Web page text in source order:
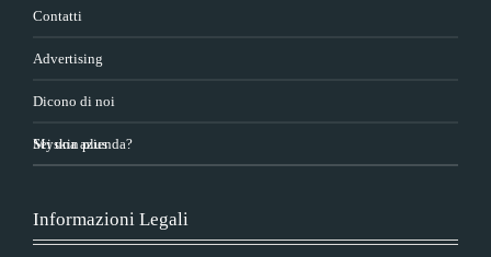
Contatti
Advertising
Dicono di noi
Sei una azienda?
Myskin plus
Informazioni Legali